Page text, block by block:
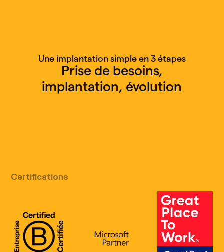
Une implantation simple en 3 étapes
Prise de besoins,
implantation, évolution
Certifications
B Corp Certification
Microsoft Great